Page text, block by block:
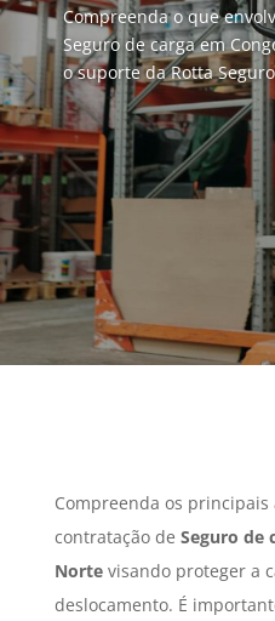
Compreenda o que
Seguro de carga em
o suporte da Rotta
Compreenda os
contratação de Seguro de
Nortevisando proteger a
deslocamento. É